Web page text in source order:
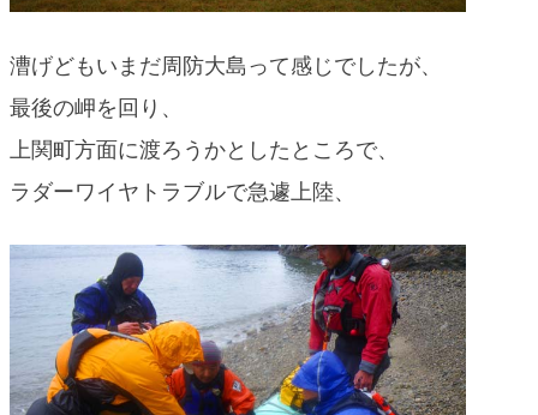
漕げどもいまだ周防大島って感じでしたが、
最後の岬を回り、
上関町方面に渡ろうかとしたところで、
ラダーワイヤトラブルで急遽上陸、